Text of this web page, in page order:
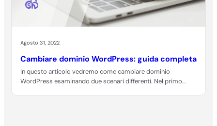
Agosto 31, 2022
Cambiare dominio WordPress: guida completa
In questo articolo vedremo come cambiare dominio
WordPress esaminando due scenari differenti. Nel primo